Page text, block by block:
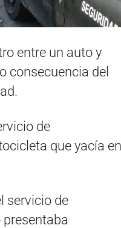
entre un auto y
consecuencia del
de
que yacía en
servicio de